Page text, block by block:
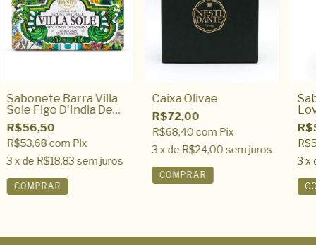
Sabonete Barra Villa
Sole Figo D'India De
Taormina 250gr
R$56,50
R$53,68 com Pix
3 x de R$18,83 sem juros
Caixa Olivae
R$72,00
R$68,40 com Pix
3 x de R$24,00 sem juros
3 x